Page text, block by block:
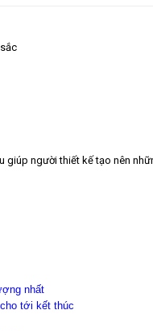
giúp người thiết kế tạo nên
nhất
tới kết thúc